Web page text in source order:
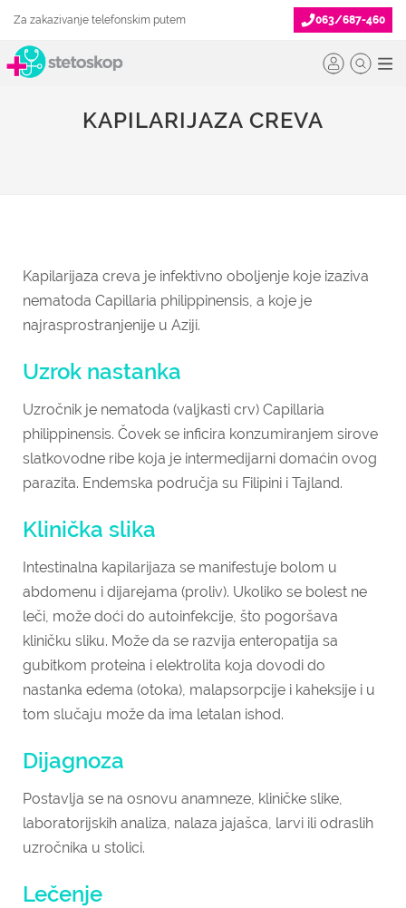
Za zakazivanje telefonskim putem 063/687-460
KAPILARIJAZA CREVA
Kapilarijaza creva je infektivno oboljenje koje izaziva
nematoda Capillaria philippinensis, a koje je
najrasprostranjenije u Aziji.
Uzrok nastanka
Uzročnik je nematoda (valjkasti crv) Capillaria
philippinensis. Čovek se inficira konzumiranjem sirove
slatkovodne ribe koja je intermedijarni domaćin ovog
parazita. Endemska područja su Filipini i Tajland.
Klinička slika
Intestinalna kapilarijaza se manifestuje bolom u
abdomenu i dijarejama (proliv). Ukoliko se bolest ne
leči, može doći do autoinfekcije, što pogoršava
kliničku sliku. Može da se razvija enteropatija sa
gubitkom proteina i elektrolita koja dovodi do
nastanka edema (otoka), malapsorpcije i kaheksije i u
tom slučaju može da ima letalan ishod.
Dijagnoza
Postavlja se na osnovu anamneze, kliničke slike,
laboratorijskih analiza, nalaza jajašca, larvi ili odraslih
uzročnika u stolici.
Lečenje